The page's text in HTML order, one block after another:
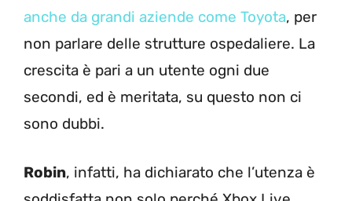
anche da grandi aziende come Toyota, per
non parlare delle strutture ospedaliere. La
crescita è pari a un utente ogni due
secondi, ed è meritata, su questo non ci
sono dubbi.
Robin, infatti, ha dichiarato che l’utenza è